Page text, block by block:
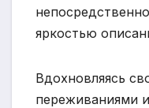
яркостью
Вдохновляясь
переживаниями